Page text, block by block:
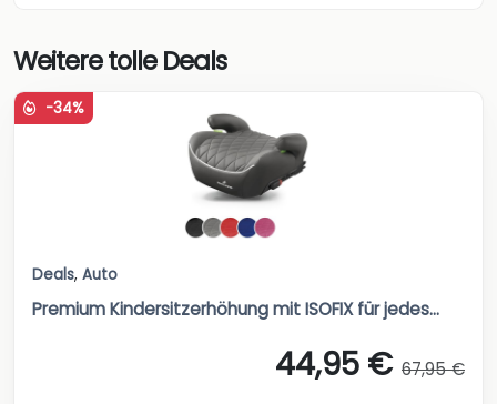
Weitere tolle Deals
-34%
Deals, Auto
Premium Kindersitzerhöhung mit ISOFIX für jedes...
44,95 € 67,95 €